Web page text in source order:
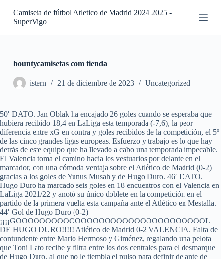
S
e
n
i
d
o
Camiseta de fútbol Atletico de Madrid 2024 2025 -
SuperVigo
bountycamisetas com tienda
istern 21 de diciembre de 2023 Uncategorized
50′ DATO. Jan Oblak ha encajado 26 goles cuando se esperaba que
hubiera recibido 18,4 en LaLiga esta temporada (-7,6), la peor
diferencia entre xG en contra y goles recibidos de la competición, el 5º
de las cinco grandes ligas europeas. Esfuerzo y trabajo es lo que hay
detrás de este equipo que ha llevado a cabo una temporada impecable.
El Valencia toma el camino hacia los vestuarios por delante en el
marcador, con una cómoda ventaja sobre el Atlético de Madrid (0-2)
gracias a los goles de Yunus Musah y de Hugo Duro. 46′ DATO.
Hugo Duro ha marcado seis goles en 18 encuentros con el Valencia en
LaLiga 2021/22 y anotó su único doblete en la competición en el
partido de la primera vuelta esta campaña ante el Atlético en Mestalla.
44′ Gol de Hugo Duro (0-2)
¡¡¡¡GOOOOOOOOOOOOOOOOOOOOOOOOOOOOOOOOL
DE HUGO DURO!!!!! Atlético de Madrid 0-2 VALENCIA. Falta de
contundente entre Mario Hermoso y Giménez, regalando una pelota
que Toni Lato recibe y filtra entre los dos centrales para el desmarque
de Hugo Duro, al que no le tiembla el pulso para definir delante de